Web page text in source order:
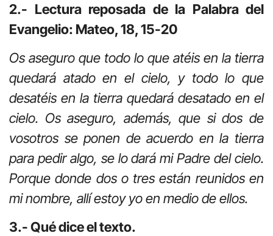
2.- Lectura reposada de la Palabra del
Evangelio: Mateo, 18, 15-20
Os aseguro que todo lo que atéis en la tierra
quedará atado en el cielo, y todo lo que
desatéis en la tierra quedará desatado en el
cielo. Os aseguro, además, que si dos de
vosotros se ponen de acuerdo en la tierra
para pedir algo, se lo dará mi Padre del cielo.
Porque donde dos o tres están reunidos en
mi nombre, allí estoy yo en medio de ellos.
3.- Qué dice el texto.